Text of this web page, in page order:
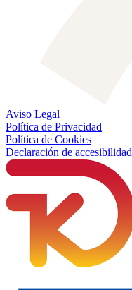
Aviso Legal
Política de Privacidad
Política de Cookies
Declaración de accesibilidad